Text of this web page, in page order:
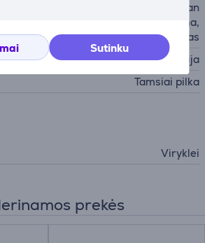
Sutinku
neprideganti keramikinė dan
ga, be PFOA, lengvai valoma,
pylimo kraštas
Prancūzija
Tamsiai pilka
Viryklei
prekės